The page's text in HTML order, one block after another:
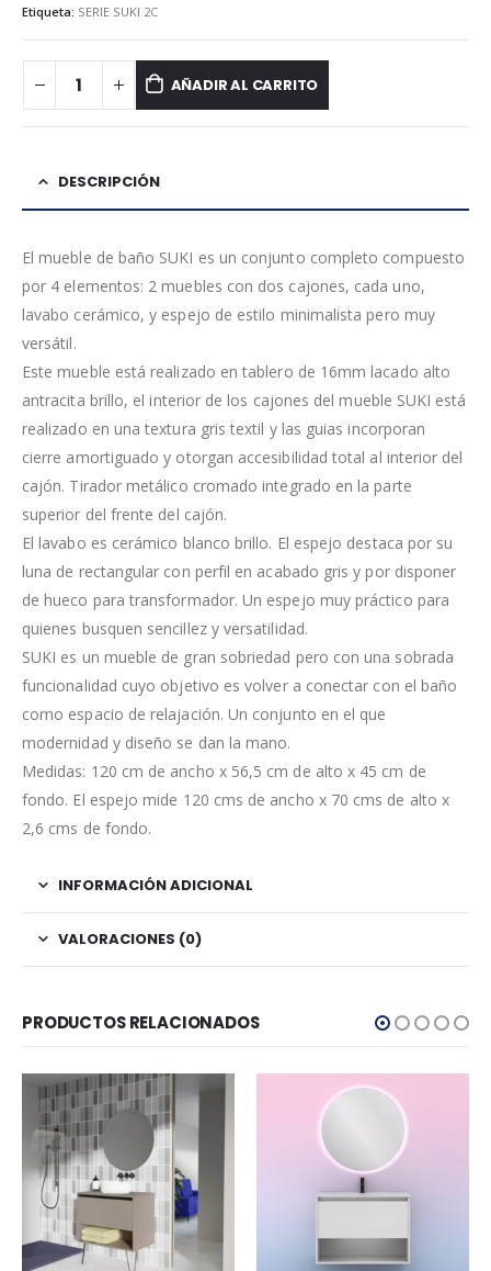
Etiqueta: SERIE SUKI 2C
AÑADIR AL CARRITO
DESCRIPCIÓN
El mueble de baño SUKI es un conjunto completo compuesto
por 4 elementos: 2 muebles con dos cajones, cada uno,
lavabo cerámico, y espejo de estilo minimalista pero muy
versátil.
Este mueble está realizado en tablero de 16mm lacado alto
antracita brillo, el interior de los cajones del mueble SUKI está
realizado en una textura gris textil y las guias incorporan
cierre amortiguado y otorgan accesibilidad total al interior del
cajón. Tirador metálico cromado integrado en la parte
superior del frente del cajón.
El lavabo es cerámico blanco brillo. El espejo destaca por su
luna de rectangular con perfil en acabado gris y por disponer
de hueco para transformador. Un espejo muy práctico para
quienes busquen sencillez y versatilidad.
SUKI es un mueble de gran sobriedad pero con una sobrada
funcionalidad cuyo objetivo es volver a conectar con el baño
como espacio de relajación. Un conjunto en el que
modernidad y diseño se dan la mano.
Medidas: 120 cm de ancho x 56,5 cm de alto x 45 cm de
fondo. El espejo mide 120 cms de ancho x 70 cms de alto x
2,6 cms de fondo.
INFORMACIÓN ADICIONAL
VALORACIONES (0)
PRODUCTOS RELACIONADOS